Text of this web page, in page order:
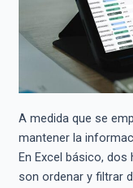
A medida que se
mantener la
En Excel básico,
son ordenar y filtrar